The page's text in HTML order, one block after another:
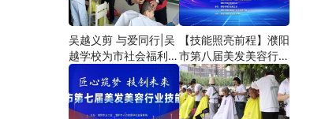
吴越义剪 与爱同行|吴
越学校为市社会福利院
爱心义剪
【技能照亮前程】濮阳
市第八届美发美容行业
技能大赛圆满闭幕